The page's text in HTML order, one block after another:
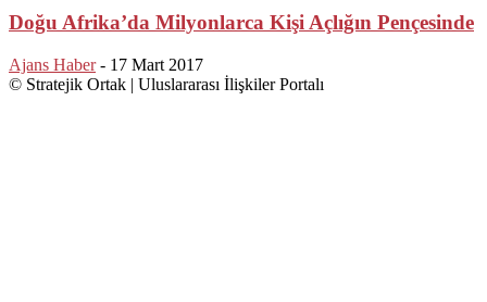
Doğu Afrika’da Milyonlarca Kişi Açlığın Pençesinde
Ajans Haber - 17 Mart 2017
© Stratejik Ortak | Uluslararası İlişkiler Portalı